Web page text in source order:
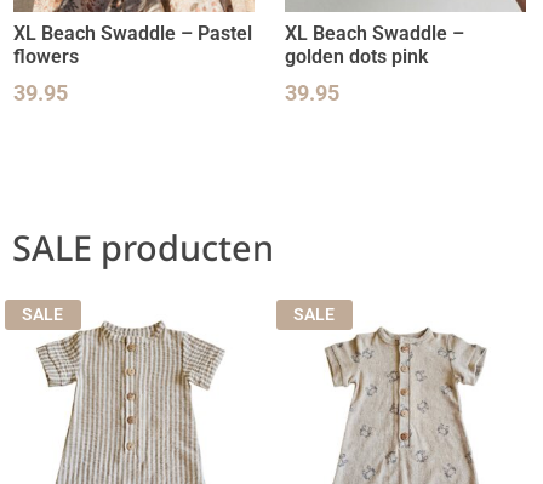
XL Beach Swaddle – Pastel
flowers
39.95
XL Beach Swaddle –
golden dots pink
39.95
SALE producten
SALE SALE